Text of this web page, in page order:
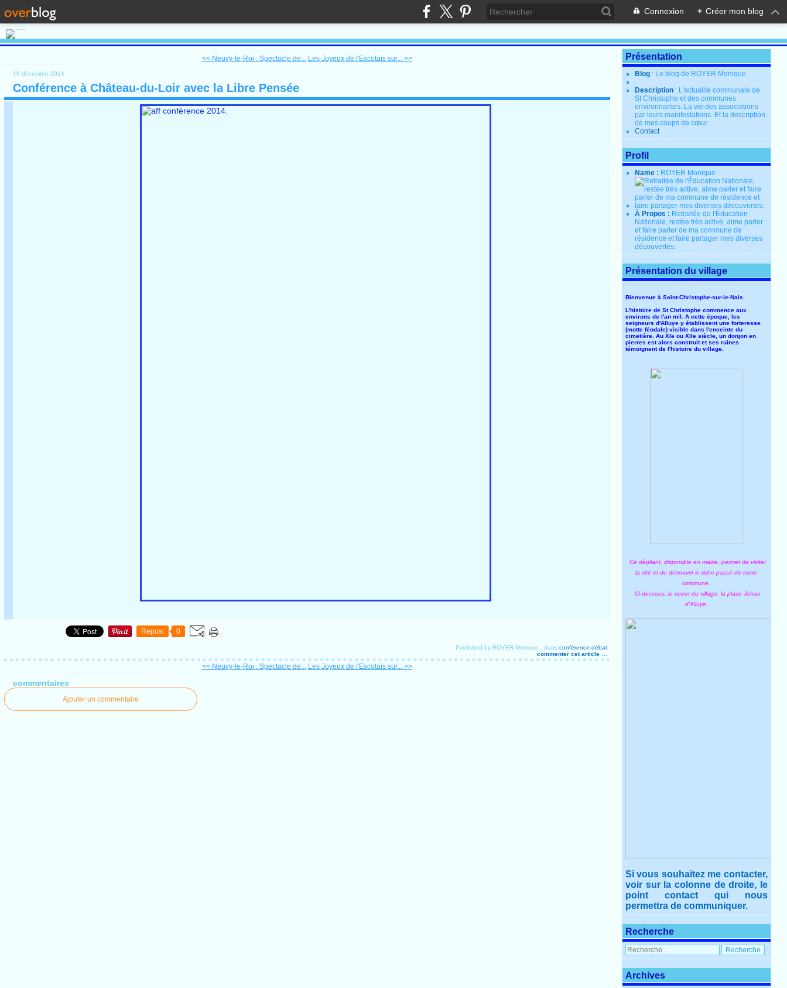
Connexion + Créer mon blog
<< Neuvy-le-Roi : Spectacle de... Les Joyeux de l'Escotais sur... >>
16 décembre 2014
Conférence à Château-du-Loir avec la Libre Pensée
Repost 0
Published by ROYER Monique -dans conférence-débat
commenter cet article
<< Neuvy-le-Roi : Spectacle de... Les Joyeux de l'Escotais sur... >>
commentaires
Ajouter un commentaire
Présentation
Blog : Le blog de ROYER Monique
Description : L'actualité communale de
St Christophe et des communes
environnantes. La vie des associations
par leurs manifestations. Et la description
de mes coups de cœur.
Contact
Profil
Name : ROYER Monique
À Propos : Retraitée de l'Éducation
Nationale, restée très active, aime parler
et faire parler de ma commune de
résidence et faire partager mes diverses
découvertes.
Présentation du village
Bienvenue à Saint-Christophe-sur-le-Nais
L'histoire de St Christophe commence aux
environs de l'an mil. A cette époque, les
seigneurs d'Alluye y établissent une forteresse
(motte féodale) visible dans l'enceinte du
cimetière. Au XIe ou XIIe siècle, un donjon en
pierres est alors construit et ses ruines
témoignent de l'histoire du village.
Ce dépliant, disponible en mairie, permet de visiter
la cité et de découvrir le riche passé de notre
commune.
Ci-dessous, le coeur du village, la place Jehan
d'Alluye.
Si vous souhaitez me contacter,
voir sur la colonne de droite, le
point contact qui nous
permettra de communiquer.
Recherche
Archives